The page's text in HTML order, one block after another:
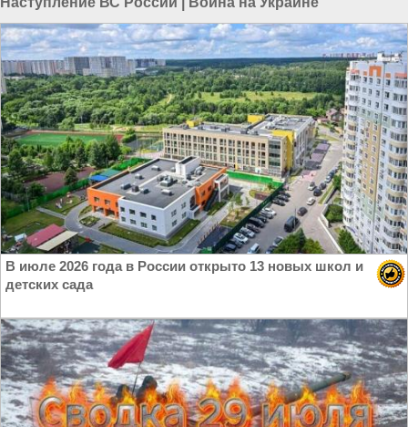
В июле 2026 года в России открыто 13 новых школ и
детских сада